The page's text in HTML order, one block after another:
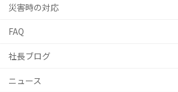
災害時の対応
FAQ
社長ブログ
ニュース